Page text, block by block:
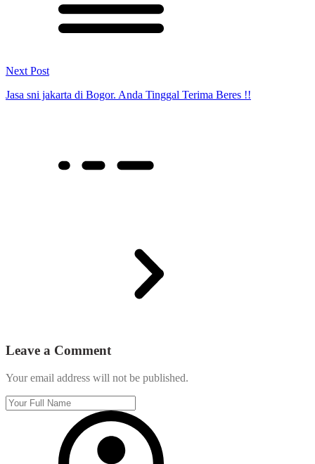
Next Post
Jasa sni jakarta di Bogor. Anda Tinggal Terima Beres !!
Leave a Comment
Your email address will not be published.